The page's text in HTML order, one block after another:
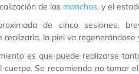
de las manchas, y el
de cinco sesiones,
la piel va
es que puede realizarse
Se recomienda no tomar